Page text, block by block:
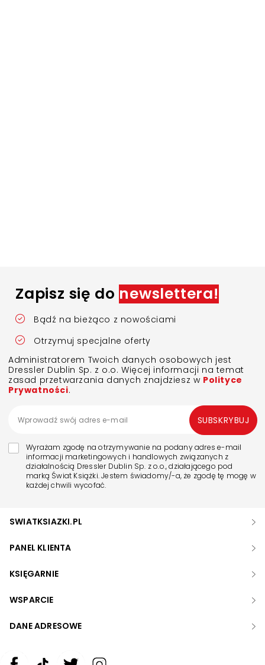
Zapisz się do newslettera!
Bądź na bieżąco z nowościami
Otrzymuj specjalne oferty
Administratorem Twoich danych osobowych jest
Dressler Dublin Sp. z o.o. Więcej informacji na temat
zasad przetwarzania danych znajdziesz w Polityce
Prywatności.
Wyrażam zgodę na otrzymywanie na podany adres e-mail
informacji marketingowych i handlowych związanych z
działalnością Dressler Dublin Sp. z o.o., działającego pod
marką Świat Książki. Jestem świadomy/-a, że zgodę tę mogę w
każdej chwili wycofać.
SUBSKRYBUJ
SWIATKSIAZKI.PL
PANEL KLIENTA
KSIĘGARNIE
WSPARCIE
DANE ADRESOWE
Zwiększ rozmiar czcionki